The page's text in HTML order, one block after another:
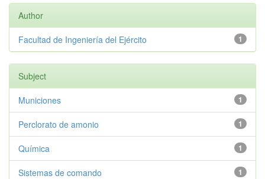
Author
1
Facultad de Ingeniería del Ejército
Subject
1
Municiones
1
Perclorato de amonio
1
Química
1
Sistemas de comando